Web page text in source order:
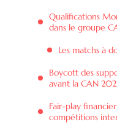
Qualifications
dans le groupe
Les matchs à
Boycott des
avant la CAN
Fair-play
compétitions